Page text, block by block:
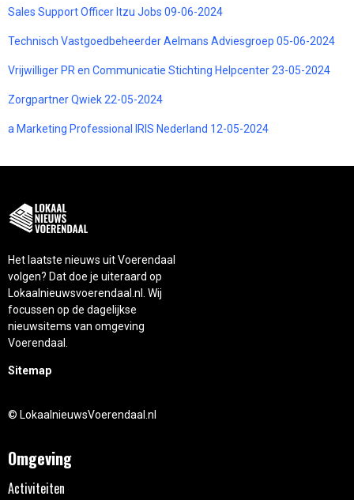
Sales Support Officer Itzu Jobs 09-06-2024
Technisch Vastgoedbeheerder Aelmans Adviesgroep 05-06-2024
Vrijwilliger PR en Communicatie Stichting Helpcenter 23-05-2024
Zorgpartner Qwiek 22-05-2024
a Marketing Professional IRIS Nederland 12-05-2024
Het laatste nieuws uit Voerendaal
volgen? Dat doe je uiteraard op
Lokaalnieuwsvoerendaal.nl. Wij
focussen op de dagelijkse
nieuwsitems van omgeving
Voerendaal.
Sitemap
© LokaalnieuwsVoerendaal.nl
Omgeving
Activiteiten